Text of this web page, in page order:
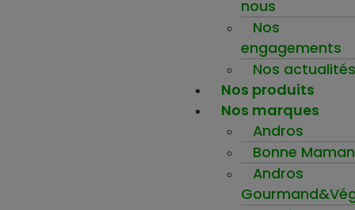
nous
Nos
engagements
Nos actualités
Nos produits
Nos marques
Andros
Bonne Maman
Andros